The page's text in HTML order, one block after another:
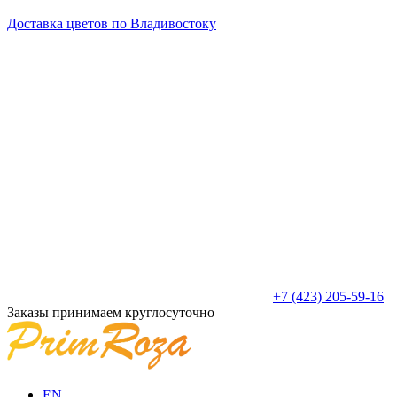
Доставка цветов по Владивостоку
+7 (423) 205-59-16
Заказы принимаем круглосуточно